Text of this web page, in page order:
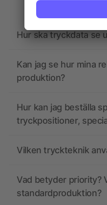
Hur ska tryckdata se
Kan jag se hur mina
produktion?
Hur kan jag beställa
tryckpositioner,
Vilken tryckteknik
Vad betyder priority?
standardproduktion?